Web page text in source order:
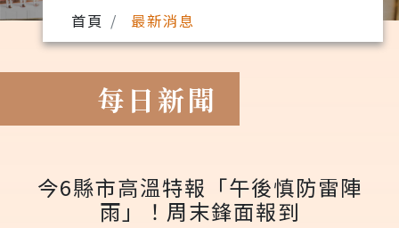
首頁 最新消息
每日新聞
今6縣市高溫特報「午後慎防雷陣
雨」！周末鋒面報到